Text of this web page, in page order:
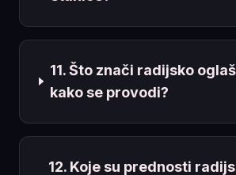
11. Što znači radijsko
kako se provodi?
12. Koje su prednosti